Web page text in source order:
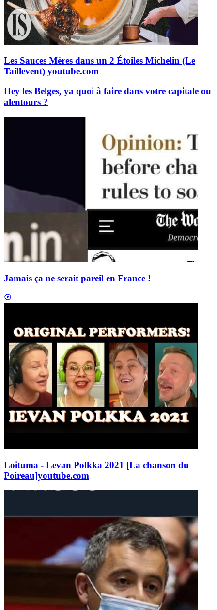
Les Sauces Mères dans un 2 Étoiles Michelin (Le
Taillevent) youtube.com
Hey les Belges, ya quoi à faire dans votre capitale ou
alentours ?
Jamais ça ne serait pareil en France !
Loituma - Levan Polkka 2021 [La chanson du
Poireau]youtube.com